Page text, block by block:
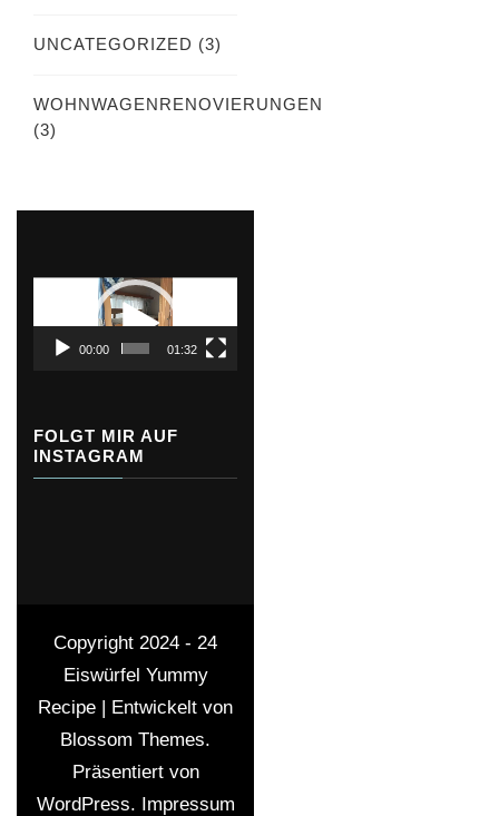
UNCATEGORIZED (3)
WOHNWAGENRENOVIERUNGEN
(3)
Player
00:00 01:32
FOLGT MIR AUF
INSTAGRAM
Copyright 2024 - 24
Eiswürfel Yummy
Recipe | Entwickelt von
Blossom Themes.
Präsentiert von
WordPress. Impressum